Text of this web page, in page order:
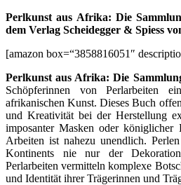
Perlkunst aus Afrika: Die
dem Verlag Scheidegger & Spiess
[amazon box=“3858816051″
Perlkunst aus Afrika: Die
Schöpferinnen von Perlarbeiten
afrikanischen Kunst. Dieses Buch
und Kreativität bei der Herstellung
imposanter Masken oder
Arbeiten ist nahezu unendlich.
Kontinents nie nur der
Perlarbeiten vermitteln komplexe
und Identität ihrer Trägerinnen und